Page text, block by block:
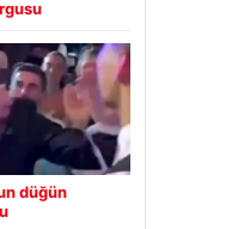
düğün